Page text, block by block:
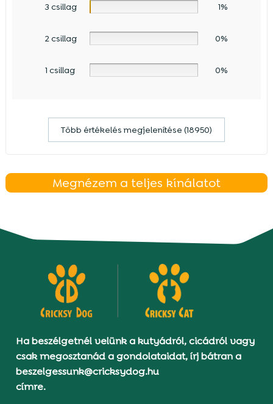
3 csillag 1%
2 csillag 0%
1 csillag 0%
Több értékelés megjelenítése (18950)
Megnézem a teljes kínálatot
Ha beszélgetnél velünk a kutyádról, cicádról vagy
csak megosztanád a gondolataidat, írj bátran a
beszelgessunk@cricksydog.hu
címre.